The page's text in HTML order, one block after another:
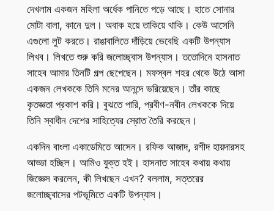
দেখলাম একজন মহিলা অর্ধেক পানিতে পড়ে আছে। হাতে সোনার
মোটা বালা, কানে দুল। অবাক হয়ে তাকিয়ে থাকি। কেউ আসেনি
এগুলো লুট করতে। রাঙাবালিতে দাঁড়িয়ে ভেবেছি একটি উপন্যাস
লিখব। লিখতে শুরু করি জলোচ্ছ্বাস উপন্যাস। ততোদিনে হাসনাত
সাহেব আমার তিনটি গল্প ছেপেছেন। মফস্বল শহর থেকে উঠে আসা
একজন লেখককে তিনি মনের আনন্দে ভরিয়েছেন। তাঁর কাছে
কৃতজ্ঞতা প্রকাশ করি। বুঝতে পারি, প্রবীণ-নবীন লেখককে দিয়ে
তিনি স্বাধীন দেশের সাহিত্যের স্রোত তৈরি করছেন।
একদিন বাংলা একাডেমিতে আসেন। রফিক আজাদ, রশীদ হায়দারসহ
আড্ডা হচ্ছিল। আমিও যুক্ত হই। হাসনাত সাহেব কথায় কথায়
জিজ্ঞেস করলেন, কী লিখছেন এখন? বললাম, সত্তরের
জলোচ্ছ্বাসের পটভূমিতে একটি উপন্যাস।